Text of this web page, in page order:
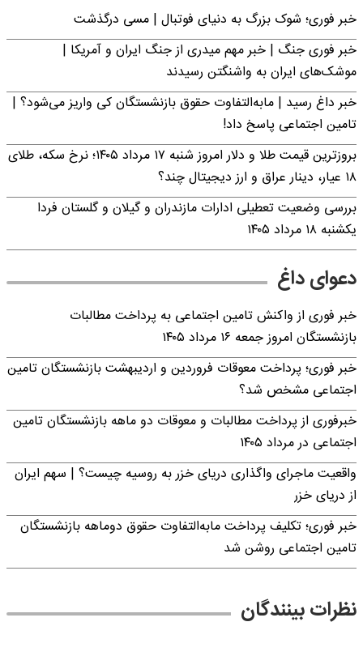
خبر فوری؛‌ شوک بزرگ به دنیای فوتبال | مسی درگذشت
خبر فوری جنگ | خبر مهم میدری از جنگ ایران و آمریکا |
موشک‌های ایران به واشنگتن رسیدند
خبر داغ رسید | مابه‌التفاوت حقوق بازنشستگان کی واریز می‌شود؟ |
تامین اجتماعی پاسخ داد!
بروزترین قیمت طلا و دلار امروز شنبه ۱۷ مرداد ۱۴۰۵؛ نرخ سکه، طلای
۱۸ عیار، دینار عراق و ارز دیجیتال چند؟
بررسی وضعیت تعطیلی ادارات مازندران و گیلان و گلستان فردا
یکشنبه ۱۸ مرداد ۱۴۰۵
دعوای داغ
خبر فوری از واکنش تامین اجتماعی به پرداخت مطالبات
بازنشستگان امروز جمعه ۱۶ مرداد ۱۴۰۵
خبر فوری؛ پرداخت معوقات فروردین و اردیبهشت بازنشستگان تامین
اجتماعی مشخص شد؟
خبرفوری از پرداخت مطالبات و معوقات دو ماهه بازنشستگان تامین
اجتماعی در مرداد ۱۴۰۵
واقعیت ماجرای واگذاری دریای خزر به روسیه چیست؟ | سهم ایران
از دریای خزر
خبر فوری؛ تکلیف پرداخت مابه‌التفاوت حقوق دوماهه بازنشستگان
تامین اجتماعی روشن شد
نظرات بینندگان